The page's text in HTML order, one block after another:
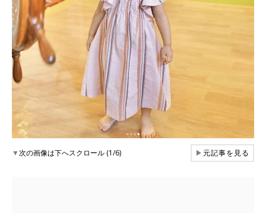
▼次の画像は下へスクロール (1/6) ▶元記事を見る